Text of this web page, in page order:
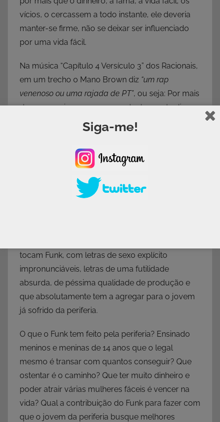
vícios, o cercassem a todo instante, ele deveria
manter-se firme, não se deixar ser influenciado
por uma vida fácil.
Na música “Capítulo 4 Versículo 3” dos Racionais,
em um trecho o Mano Brown diz “um rap
venenoso ou uma rajada de PT”, ou seja: Por mais
duro que seja, ouça o que eu tenho pra te dizer,
ou você pode acabar morto. (PT é uma
Na minha época, nos anos 80 e 90, você ouvia os
tocando algum RAP. Eram músicas que faziam
ele pensar, questionar sua posição social, discutir
tocam Funk, com letras de sexo explícito
impronunciáveis, letras de uma futilidade
absurda, de péssima qualidade de produção e
que absolutamente tem a agregar para o jovem
já sofrido da periferia.
O que o Funk tem feito pela periferia? Ensinado
meninos e meninas de 14 anos que o legal
mesmo é transar com quantos conseguir? Que
ostentar é o caminho? Que ter muito dinheiro e
poder atrair várias mulheres fáceis é vencer na
vida? Qual a contribuição do Funk para fazer com
que o jovem da periferia busque melhores
Siga-me!